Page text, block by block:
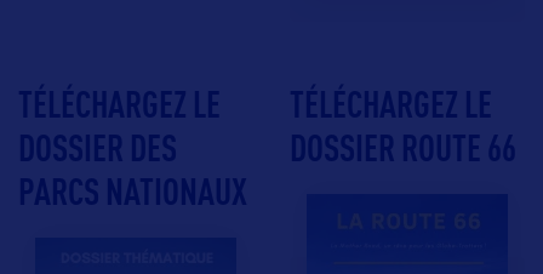
TÉLÉCHARGEZ LE
DOSSIER DES
PARCS NATIONAUX
TÉLÉCHARGEZ LE
DOSSIER ROUTE 66